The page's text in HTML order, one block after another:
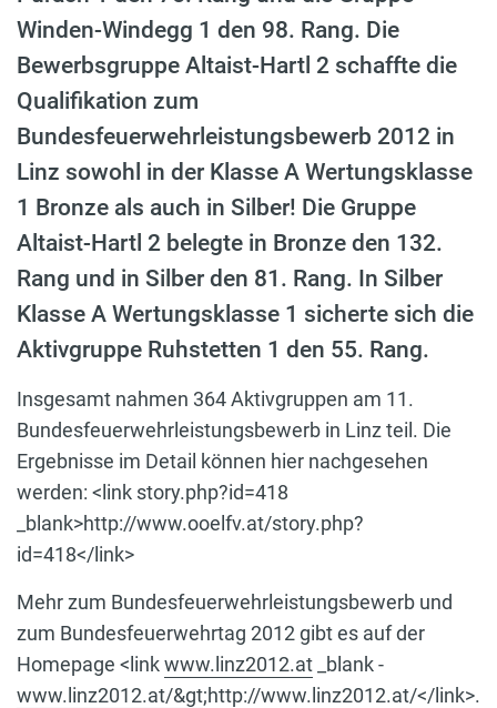
Winden-Windegg 1 den 98. Rang. Die
Bewerbsgruppe Altaist-Hartl 2 schaffte die
Qualifikation zum
Bundesfeuerwehrleistungsbewerb 2012 in
Linz sowohl in der Klasse A Wertungsklasse
1 Bronze als auch in Silber! Die Gruppe
Altaist-Hartl 2 belegte in Bronze den 132.
Rang und in Silber den 81. Rang. In Silber
Klasse A Wertungsklasse 1 sicherte sich die
Aktivgruppe Ruhstetten 1 den 55. Rang.
Insgesamt nahmen 364 Aktivgruppen am 11.
Bundesfeuerwehrleistungsbewerb in Linz teil. Die
Ergebnisse im Detail können hier nachgesehen
werden: <link story.php?id=418
_blank>http://www.ooelfv.at/story.php?
id=418</link>
Mehr zum Bundesfeuerwehrleistungsbewerb und
zum Bundesfeuerwehrtag 2012 gibt es auf der
Homepage <linkwww.linz2012.at _blank -
www.linz2012.at/&gt;http://www.linz2012.at/</link>.